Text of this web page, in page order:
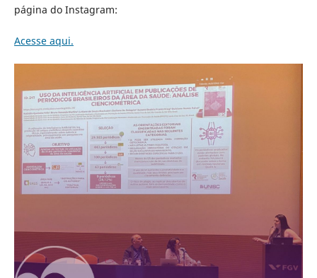
página do Instagram:
Acesse aqui.